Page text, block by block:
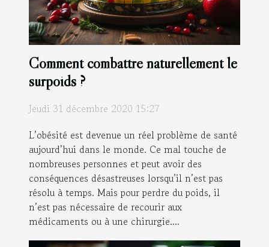
Comment combattre naturellement le
surpoids ?
Jeudi 31 décembre 2020 15:27
L’obésité est devenue un réel problème de santé
aujourd’hui dans le monde. Ce mal touche de
nombreuses personnes et peut avoir des
conséquences désastreuses lorsqu’il n’est pas
résolu à temps. Mais pour perdre du poids, il
n’est pas nécessaire de recourir aux
médicaments ou à une chirurgie....